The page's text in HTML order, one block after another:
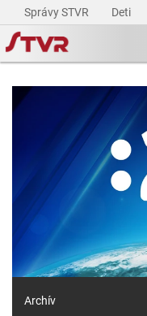
Správy STVR Deti
Archív